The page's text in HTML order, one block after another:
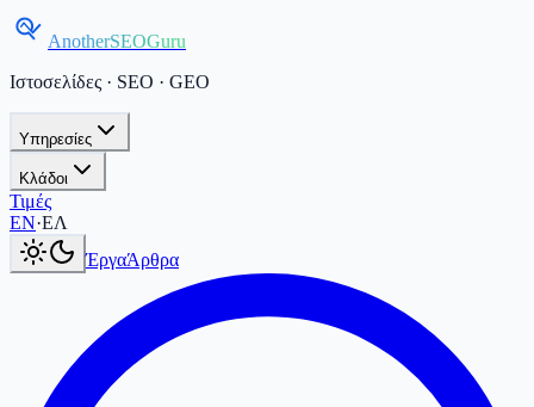
AnotherSEOGuru
Ιστοσελίδες · SEO · GEO
Υπηρεσίες
Κλάδοι
Τιμές
EN·ΕΛ
ΈργαΆρθρα